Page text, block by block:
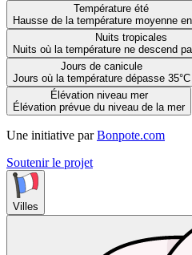
Température été
Hausse de la température moyenne
Nuits tropicales
Nuits où la température ne descend
Jours de canicule
Jours où la température dépasse 35°C
Élévation niveau mer
Élévation prévue du niveau de la mer
Une initiative par Bonpote.com
Soutenir le projet
Villes